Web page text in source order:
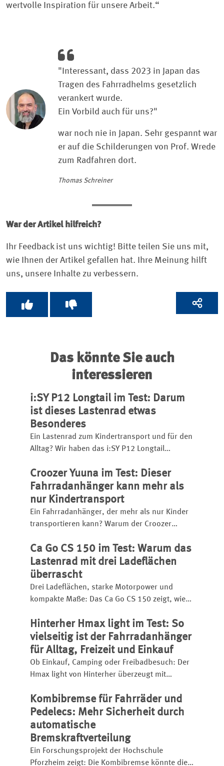
wertvolle Inspiration für unsere Arbeit.“
"Interessant, dass 2023 in Japan das
Tragen des Fahrradhelms gesetzlich
verankert wurde.
Ein Vorbild auch für uns?"
war noch nie in Japan. Sehr gespannt war
er auf die Schilderungen von Prof. Wrede
zum Radfahren dort.
Thomas Schreiner
War der Artikel hilfreich?
Ihr Feedback ist uns wichtig! Bitte teilen Sie uns mit,
wie Ihnen der Artikel gefallen hat. Ihre Meinung hilft
uns, unsere Inhalte zu verbessern.
Das könnte Sie auch
interessieren
i:SY P12 Longtail im Test: Darum
ist dieses Lastenrad etwas
Besonderes
Ein Lastenrad zum Kindertransport und für den
Alltag? Wir haben das i:SY P12 Longtail
Preis für das Lastenrad lohnt.
Croozer Yuuna im Test: Dieser
Fahrradanhänger kann mehr als
nur Kindertransport
Ein Fahrradanhänger, der mehr als nur Kinder
transportieren kann? Warum der Croozer
überzeugt, erklären wir auch im Video.
Ca Go CS 150 im Test: Warum das
Lastenrad mit drei Ladeflächen
überrascht
Drei Ladeflächen, starke Motorpower und
kompakte Maße: Das Ca Go CS 150 zeigt, wie
Getränkekisten, Kindersitz oder Einkäufe –
dieses E-Cargo-Bike transportiert fast alles
sicher durch die Stadt
Hinterher Hmax light im Test: So
vielseitig ist der Fahrradanhänger
für Alltag, Freizeit und Einkauf
Ob Einkauf, Camping oder Freibadbesuch: Der
Hmax light von Hinterher überzeugt mit
cleverem Zubehör.
Kombibremse für Fahrräder und
Pedelecs: Mehr Sicherheit durch
automatische
Bremskraftverteilung
Ein Forschungsprojekt der Hochschule
Pforzheim zeigt: Die Kombibremse könnte die